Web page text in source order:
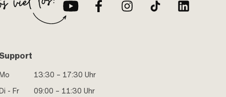
13:30 – 17:30 Uhr
- Fr
09:00 – 11:30 Uhr